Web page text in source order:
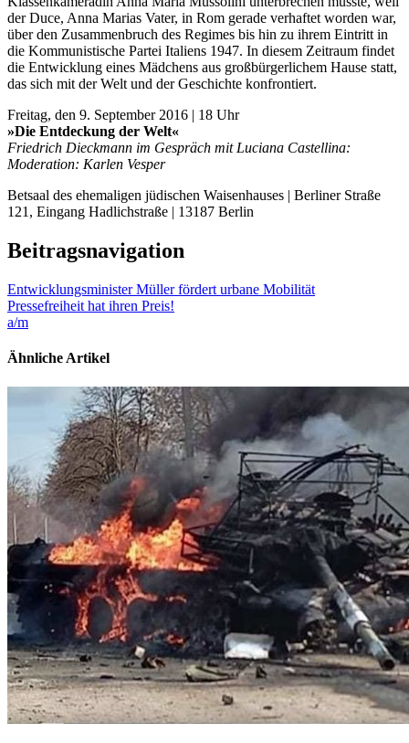
der Duce, Anna Marias Vater, in Rom gerade verhaftet worden war,
über den Zusammenbruch des Regimes bis hin zu ihrem Eintritt in
die Kommunistische Partei Italiens 1947. In diesem Zeitraum findet
die Entwicklung eines Mädchens aus großbürgerlichem Hause statt,
das sich mit der Welt und der Geschichte konfrontiert.
Freitag, den 9. September 2016 | 18 Uhr
»Die Entdeckung der Welt«
Friedrich Dieckmann im Gespräch mit Luciana Castellina:
Moderation: Karlen Vesper
Betsaal des ehemaligen jüdischen Waisenhauses | Berliner Straße
121, Eingang Hadlichstraße | 13187 Berlin
Beitragsnavigation
Entwicklungsminister Müller fördert urbane Mobilität
Pressefreiheit hat ihren Preis!
a/m
Ähnliche Artikel